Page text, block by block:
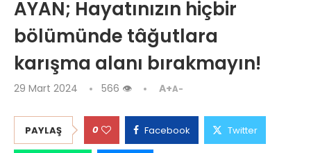
AYAN; Hayatınızın hiçbir
bölümünde tâğutlara
karışma alanı bırakmayın!
29 Mart 2024 566 👁 A+A-
PAYLAŞ 0 Facebook Twitter